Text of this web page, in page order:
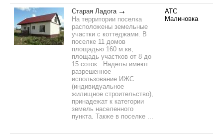
Старая Ладога
На территории поселка
расположены земельные
участки с коттеджами. В
поселке 11 домов
площадью 160 м.кв,
площадь участков от 8 до
15 соток. Наделы имеют
разрешенное
использование ИЖС
(индивидуальное
жилищное строительство),
принадежат к категории
земель населенного
пункта. Также в поселке ...
АТС
Малиновка